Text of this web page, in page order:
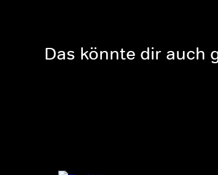
Das könnte dir auch